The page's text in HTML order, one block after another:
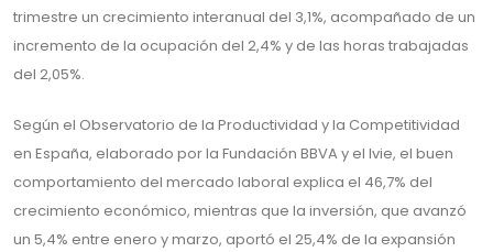
trimestre un crecimiento interanual del 3,1%, acompañado de un
incremento de la ocupación del 2,4% y de las horas trabajadas
del 2,05%.
Según el Observatorio de la Productividad y la Competitividad
en España, elaborado por la Fundación BBVA y el Ivie, el buen
comportamiento del mercado laboral explica el 46,7% del
crecimiento económico, mientras que la inversión, que avanzó
un 5,4% entre enero y marzo, aportó el 25,4% de la expansión